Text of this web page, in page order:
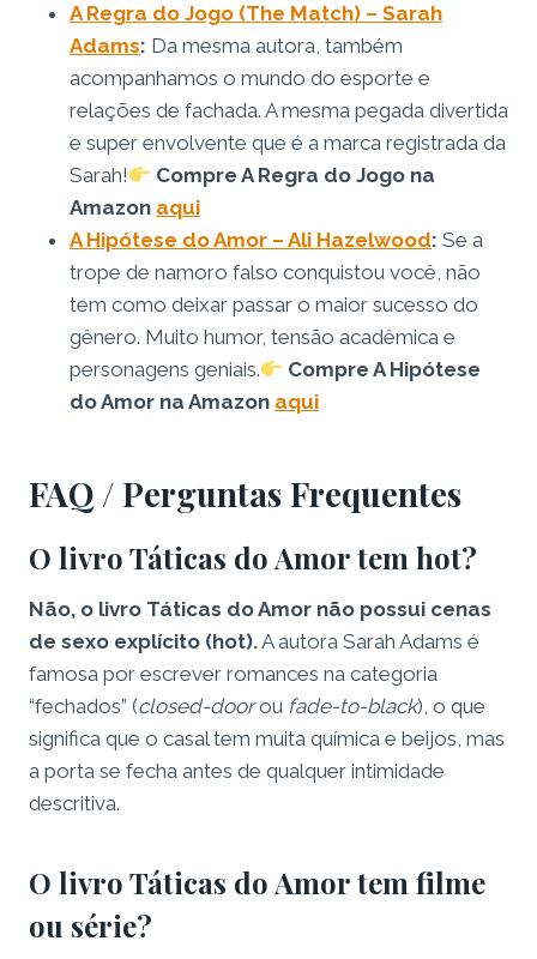
A Regra do Jogo (The Match) – Sarah
Adams: Da mesma autora, também
acompanhamos o mundo do esporte e
relações de fachada. A mesma pegada divertida
e super envolvente que é a marca registrada da
Sarah!
Compre A Regra do Jogo na
Amazon aqui
A Hipótese do Amor – Ali Hazelwood: Se a
trope de namoro falso conquistou você, não
tem como deixar passar o maior sucesso do
gênero. Muito humor, tensão acadêmica e
personagens geniais.
Compre A Hipótese
do Amor na Amazon aqui
FAQ / Perguntas Frequentes
O livro Táticas do Amor tem hot?
Não, o livro Táticas do Amor não possui cenas
de sexo explícito (hot).A autora Sarah Adams é
famosa por escrever romances na categoria
“fechados” (closed-doorou fade-to-black), o que
significa que o casal tem muita química e beijos, mas
a porta se fecha antes de qualquer intimidade
descritiva.
O livro Táticas do Amor tem filme
ou série?